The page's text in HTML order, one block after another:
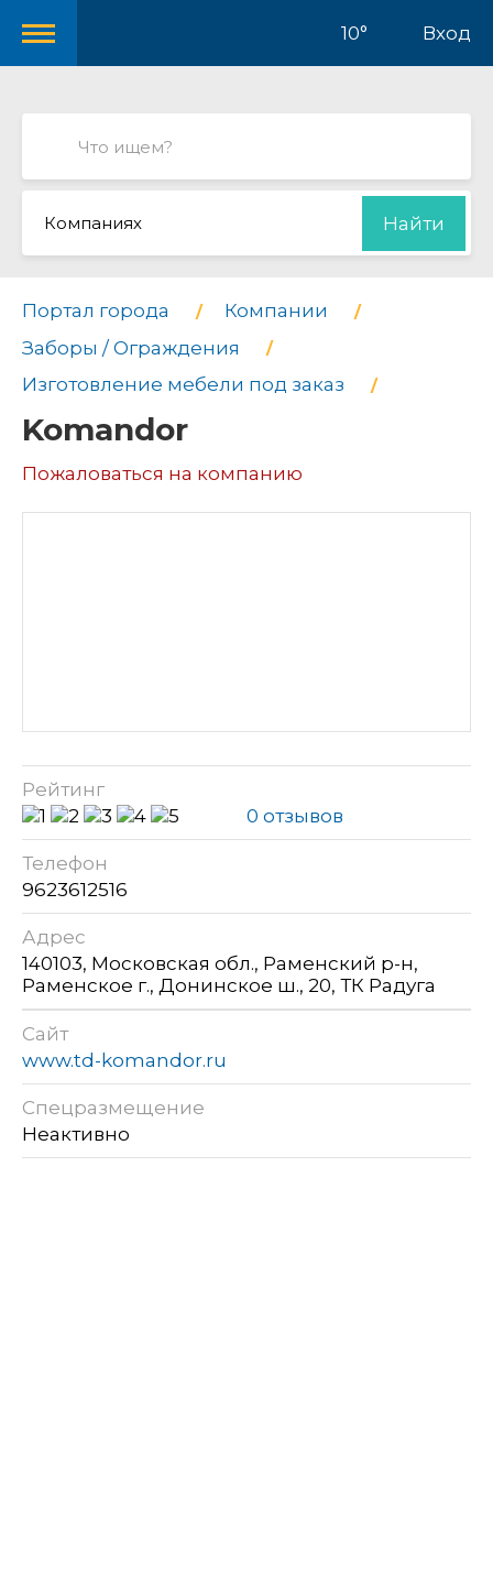
10° Вход
Компаниях Найти
Портал города
Компании
Заборы / Ограждения
Изготовление мебели под заказ
Komandor
Пожаловаться на компанию
Рейтинг
0 отзывов
Телефон
9623612516
Адрес
140103, Московская обл., Раменский р-н,
Раменское г., Донинское ш., 20, ТК Радуга
Сайт
www.td-komandor.ru
Спецразмещение
Неактивно